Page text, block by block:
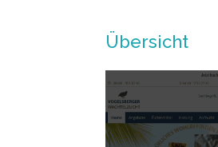
Übersicht